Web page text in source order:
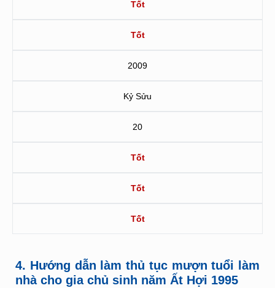
Tốt
Tốt
2009
Kỷ Sửu
20
Tốt
Tốt
Tốt
4. Hướng dẫn làm thủ tục mượn tuổi làm
nhà cho gia chủ sinh năm Ất Hợi 1995